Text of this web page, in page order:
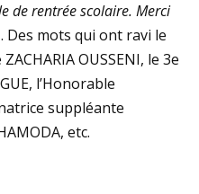
de rentrée scolaire. Merci
Des mots qui ont ravi le
OUSSENI, le 3e
l’Honorable
suppléante
etc.